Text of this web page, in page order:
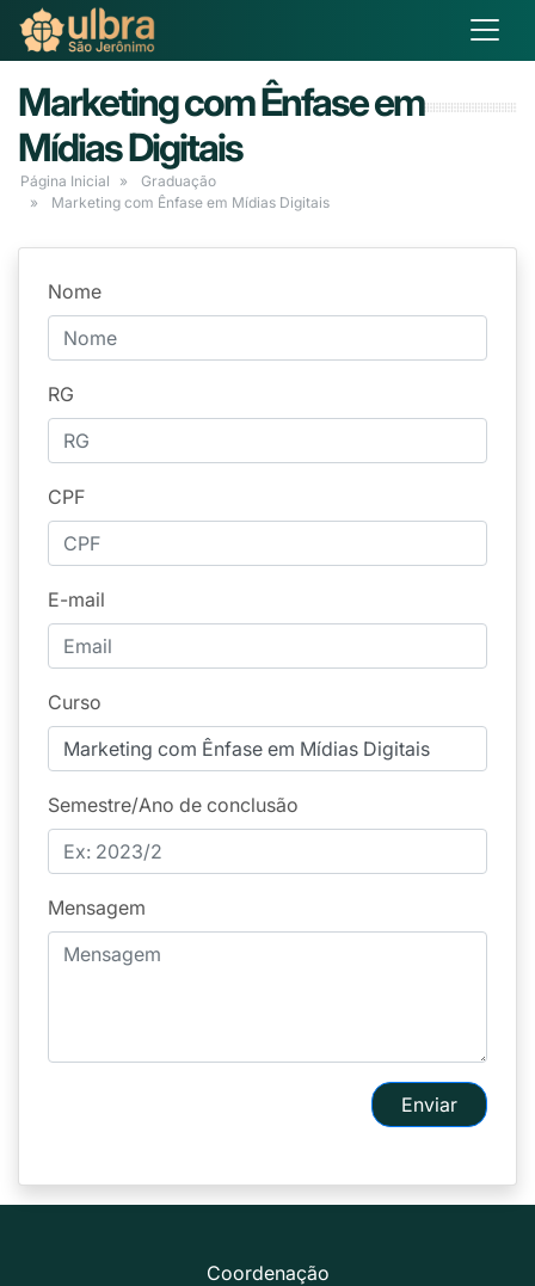
Marketing com Ênfase em
Mídias Digitais
Página Inicial
Graduação
Marketing com Ênfase em Mídias Digitais
Nome
RG
CPF
E-mail
Curso
Semestre/Ano de conclusão
Mensagem
Enviar
Coordenação